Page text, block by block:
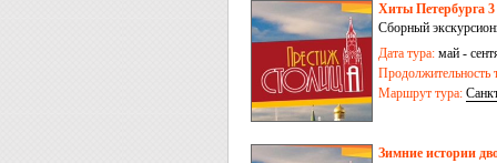
Хиты Петербурга
Сборный
Дата тура: май -
Продолжительность
Маршрут тура:
Зимние истории